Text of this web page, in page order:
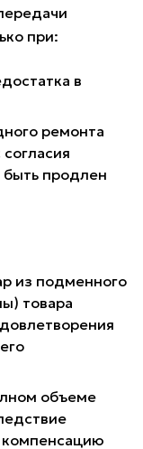
при:
в
ремонта
продлен
из подменного
товара
объеме
компенсацию